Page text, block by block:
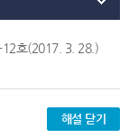
12호(2017. 3. 28.)
해설 닫기